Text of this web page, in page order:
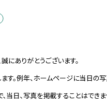
にありがとうございます。
ます。例年、ホームページに当
当日、写真を掲載することはでき